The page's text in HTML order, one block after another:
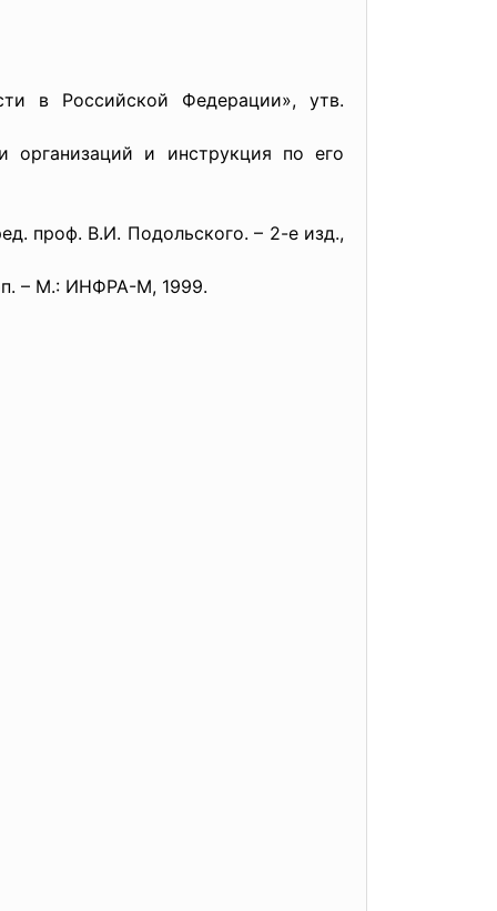
в Российской Федерации», утв.
организаций и инструкция по его
проф. В.И. Подольского. – 2-е изд.,
– М.: ИНФРА-М, 1999.